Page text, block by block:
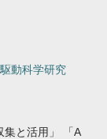
動科学研究
集と活用」 「A